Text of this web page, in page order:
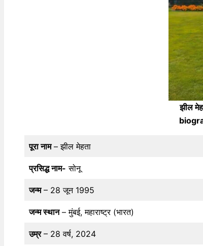
झील
पूरा नाम– झील मेहता
प्रसिद्ध नाम- सोनू
जन्म– 28 जून 1995
जन्म स्थान– मुंबई, महाराष्ट्र (भारत)
उम्र– 28 वर्ष, 2024